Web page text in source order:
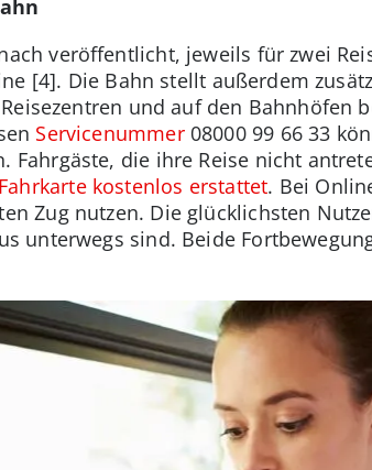
veröffentlicht, jeweils für zwei
[4]. Die Bahn stellt außerdem
und auf den Bahnhöfen
Servicenummer 08000 99 66 33
Fahrgäste, die ihre Reise nicht
kostenlos erstattet. Bei
Zug nutzen. Die glücklichsten
unterwegs sind. Beide